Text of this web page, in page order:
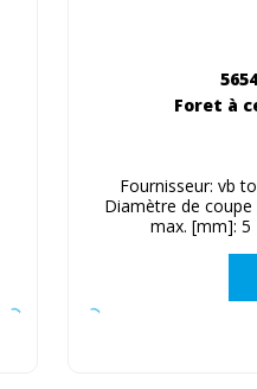
Foret à
Fournisseur: vb
Diamètre de
max. [mm]: 5